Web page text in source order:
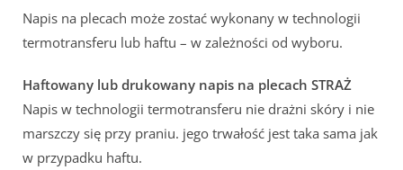
Napis na plecach może zostać wykonany w technologii
termotransferu lub haftu – w zależności od wyboru.
Haftowany lub drukowany napis na plecach STRAŻ
Napis w technologii termotransferu nie drażni skóry i nie
marszczy się przy praniu. jego trwałość jest taka sama jak
w przypadku haftu.